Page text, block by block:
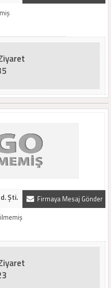
Firmaya Mesaj Gönder
Şti.